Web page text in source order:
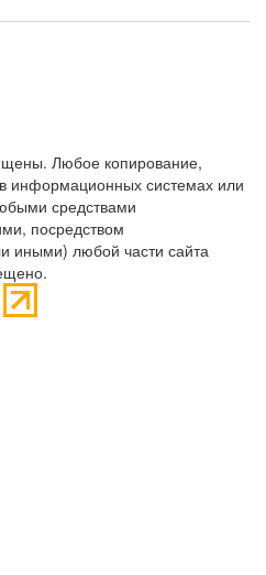
Любое копирование,
информационных системах или
средствами
посредством
иными) любой части сайта